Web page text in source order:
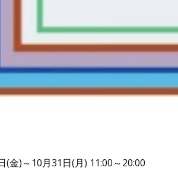
(金)～10月31日(月) 11:00～20:00